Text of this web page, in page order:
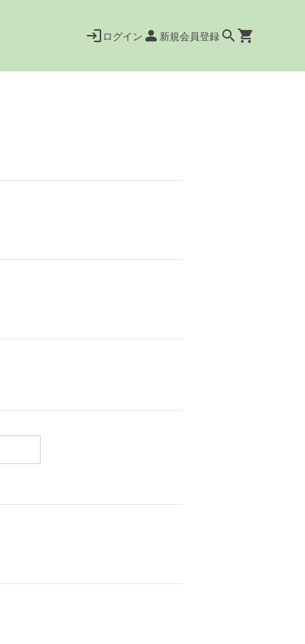
ログイン 新規会員登録